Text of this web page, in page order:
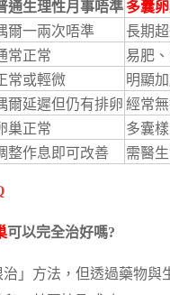
通生理性月事唔準 多囊
爾一兩次唔準
長期
常正常
易肥
常或輕微
明顯加
爾延遲但仍有排卵 經常
巢正常
多囊
整作息即可改善 需醫
可以完全治好嗎?
」方法，但透過藥物與